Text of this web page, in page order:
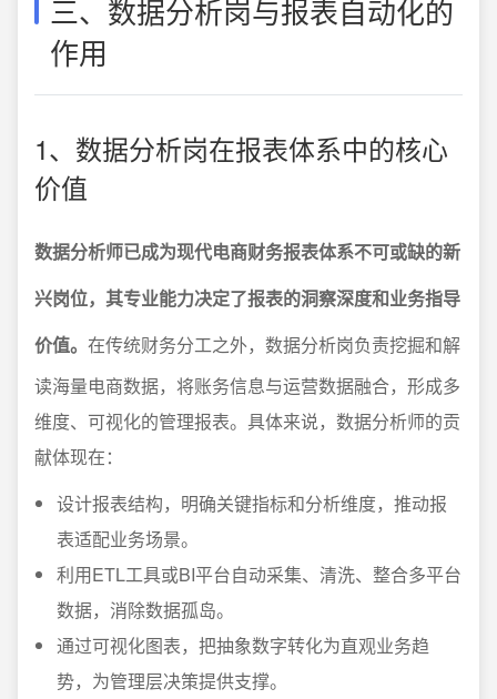
三、数据分析岗与报表自动化的
作用
1、数据分析岗在报表体系中的核心
价值
数据分析师已成为现代电商财务报表体系不可或缺的新
兴岗位，其专业能力决定了报表的洞察深度和业务指导
价值。 在传统财务分工之外，数据分析岗负责挖掘和解
读海量电商数据，将账务信息与运营数据融合，形成多
维度、可视化的管理报表。具体来说，数据分析师的贡
献体现在：
设计报表结构，明确关键指标和分析维度，推动报
表适配业务场景。
利用ETL工具或BI平台自动采集、清洗、整合多平台
数据，消除数据孤岛。
通过可视化图表，把抽象数字转化为直观业务趋
势，为管理层决策提供支撑。